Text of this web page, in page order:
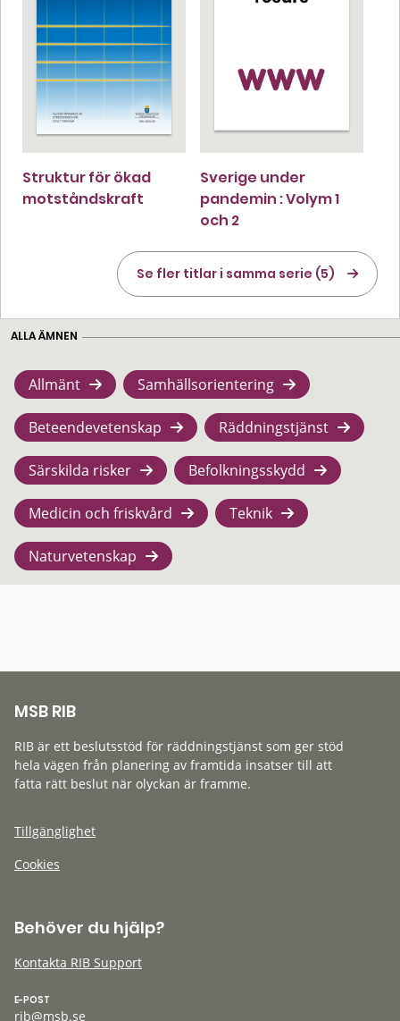
Struktur för ökad
motståndskraft
Sverige under
pandemin : Volym 1
och 2
Se fler titlar i samma serie (5)
ALLA ÄMNEN
Allmänt Samhällsorientering
Beteendevetenskap Räddningstjänst
Särskilda risker Befolkningsskydd
Medicin och friskvård Teknik
Naturvetenskap
MSB RIB
RIB är ett beslutsstöd för räddningstjänst som ger stöd
hela vägen från planering av framtida insatser till att
fatta rätt beslut när olyckan är framme.
Tillgänglighet
Cookies
Behöver du hjälp?
Kontakta RIB Support
E-POST
rib@msb.se